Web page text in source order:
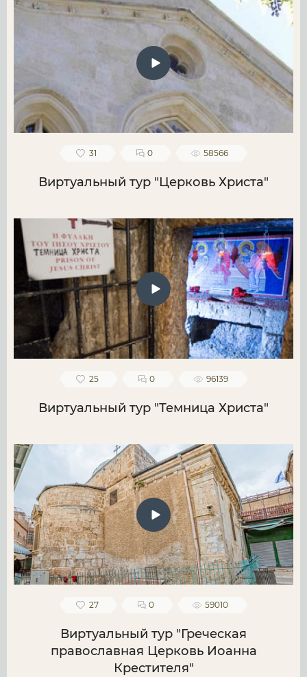
31 0 58566
Виртуальный тур "Церковь Христа"
25 0 96139
Виртуальный тур "Темница Христа"
27 0 59010
Виртуальный тур "Греческая
православная Церковь Иоанна
Крестителя"